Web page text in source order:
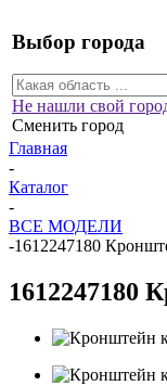
Выбор города
Не нашли свой
Сменить город
Главная
-
Каталог
-
ВСЕ МОДЕЛИ
-1612247180
1612247180